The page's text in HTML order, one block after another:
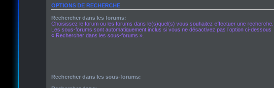
OPTIONS DE RECHERCHE
Rechercher dans les forums:
Choisissez le forum ou les forums dans le(s)quel(s) vous souhaitez effectuer une recherche.
Les sous-forums sont automatiquement inclus si vous ne désactivez pas l’option ci-dessous
« Rechercher dans les sous-forums ».
Rechercher dans les sous-forums: